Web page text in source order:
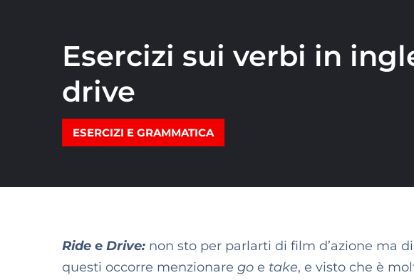
Esercizi sui verbi in
drive
ESERCIZI E GRAMMATICA
Ride e Drive: non sto per parlarti di film d’azione ma
questi occorre menzionare go e take, e visto che è